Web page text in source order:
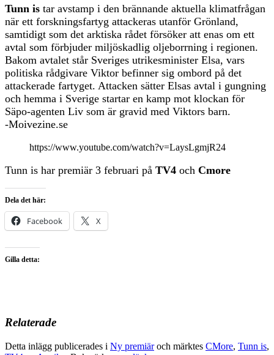
Tunn is tar avstamp i den brännande aktuella klimatfrågan
när ett forskningsfartyg attackeras utanför Grönland,
samtidigt som det arktiska rådet försöker att enas om ett
avtal som förbjuder miljöskadlig oljeborrning i regionen.
Bakom avtalet står Sveriges utrikesminister Elsa, vars
politiska rådgivare Viktor befinner sig ombord på det
attackerade fartyget. Attacken sätter Elsas avtal i gungning
och hemma i Sverige startar en kamp mot klockan för
Säpo-agenten Liv som är gravid med Viktors barn.
-Moivezine.se
https://www.youtube.com/watch?v=LaysLgmjR24
Tunn is har premiär 3 februari på TV4 och Cmore
Dela det här:
Facebook X
Gilla detta:
Relaterade
Detta inlägg publicerades i Ny premiäroch märktes CMore, Tunn is,